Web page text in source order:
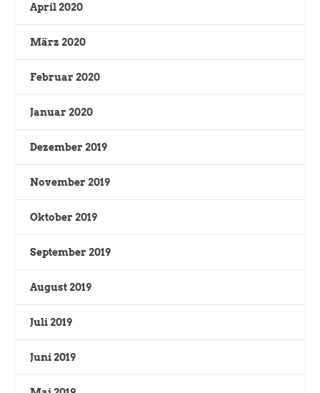
April 2020
März 2020
Februar 2020
Januar 2020
Dezember 2019
November 2019
Oktober 2019
September 2019
August 2019
Juli 2019
Juni 2019